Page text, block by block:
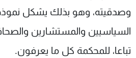
وصدقيته، وهو بذلك يشكل
السياسيين والمستشارين
تباعا، للمحكمة كل ما يعرفون.